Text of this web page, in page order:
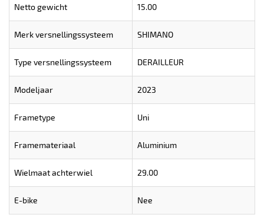
Netto gewicht 15.00
Merk versnellingssysteem SHIMANO
Type versnellingssysteem DERAILLEUR
Modeljaar 2023
Frametype Uni
Framemateriaal Aluminium
Wielmaat achterwiel 29.00
E-bike Nee